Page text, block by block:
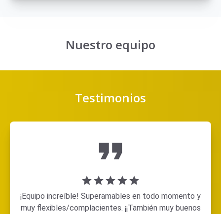
Nuestro equipo
Testimonios
¡Equipo increíble! Superamables en todo momento y
muy flexibles/complacientes. ¡¡También muy buenos